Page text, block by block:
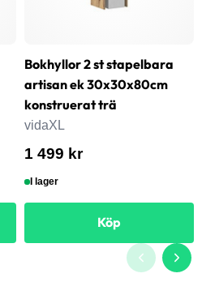
Bokhyllor 2 st stapelbara
artisan ek 30x30x80cm
konstruerat trä
vidaXL
1 499 kr
I lager
Köp